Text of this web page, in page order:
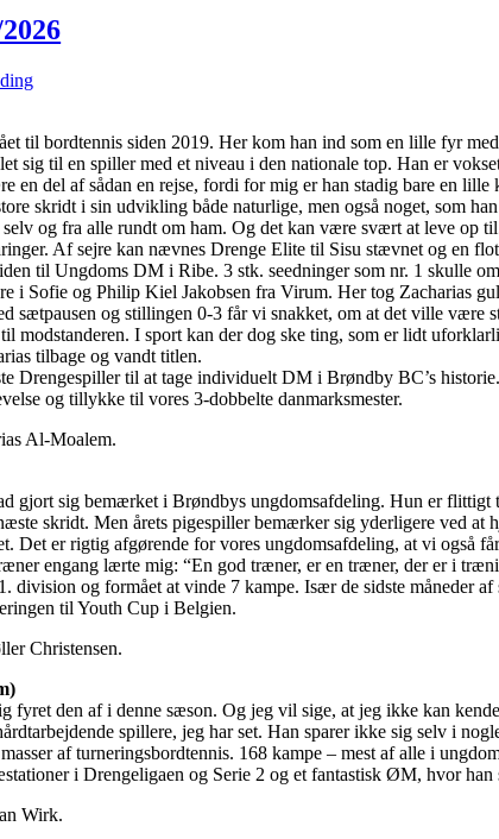
til bordtennis siden 2019. Her kom han ind som en lille fyr
sig til en spiller med et niveau i den nationale top. Han er
en del af sådan en rejse, fordi for mig er han stadig bare en lille
skridt i sin udvikling både naturlige, men også noget, som
og fra alle rundt om ham. Og det kan være svært at leve op
Af sejre kan nævnes Drenge Elite til Sisu stævnet og en
til Ungdoms DM i Ribe. 3 stk. seedninger som nr. 1 skulle
i Sofie og Philip Kiel Jakobsen fra Virum. Her tog Zacharias
sætpausen og stillingen 0-3 får vi snakket, om at det ville være
modstanderen. I sport kan der dog ske ting, som er lidt
tilbage og vandt titlen.
Drengespiller til at tage individuelt DM i Brøndby BC’s historie.
og tillykke til vores 3-dobbelte danmarksmester.
Al-Moalem.
gjort sig bemærket i Brøndbys ungdomsafdeling. Hun er
skridt. Men årets pigespiller bemærker sig yderligere ved
Det er rigtig afgørende for vores ungdomsafdeling, at vi også
engang lærte mig: “En god træner, er en træner, der er i
division og formået at vinde 7 kampe. Især de sidste måneder
til Youth Cup i Belgien.
Christensen.
fyret den af i denne sæson. Og jeg vil sige, at jeg ikke kan
spillere, jeg har set. Han sparer ikke sig selv i
af turneringsbordtennis. 168 kampe – mest af alle i
i Drengeligaen og Serie 2 og et fantastisk ØM, hvor han
Wirk.